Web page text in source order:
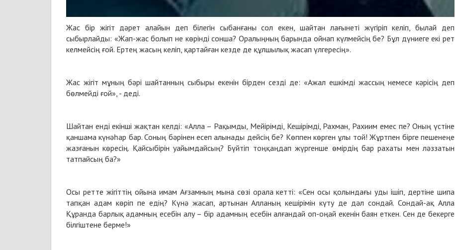
Жас бір жігіт дәрет алайын деп білегін сыбанғаны сол екен, шайтан лағынеті жүгіріп келіп, былай деп
сыбырлайды: «Жап-жас болып не көрінді сонша? Оралыңның барында ойнап күлмейсің бе? Бұл дүниеге екі рет
келмейсің ғой. Ертең жасың келіп, қартайған кезде де құлшылық жасап үлгересің».
Жас жігіт мұның бәрі шайтанның сыбыры екенін бірден сезді де: «Ажал ешкімді жассың немесе кәрісің деп
бөлмейді ғой», - деді.
Шайтан енді екінші жақтан келді: «Алла – Рақымды, Мейірімді, Кешірімді, Рахман, Рахиим емес пе? Оның үстіне
қаншама күнәһар бар. Соның бәрінен есеп алынады дейсің бе? Көппен көрген ұлы той! Жұртпен бірге пешенеңе
жазғанын көресің. Қайсыбірін уайымдайсың? Бүйтіп тоңқаңдап жүргенше өмірдің бар рахаты мен ләззатын
татпайсың ба?»
Осы ретте жігіттің ойына имам Ағзамның мына сөзі орала кетті: «Сен осы қолындағы уды ішіп, дертіне шипа
тапқан адам көріп пе едің? Күнә жасап, артынан Алланың кешірімін күту де дәл сондай. Сондай-ақ Алла
Құранда барлық адамның есебін алу – бір адамның есебін алғандай оп-оңай екенін баян еткен. Сен де бекерге
білгіштене берме!»